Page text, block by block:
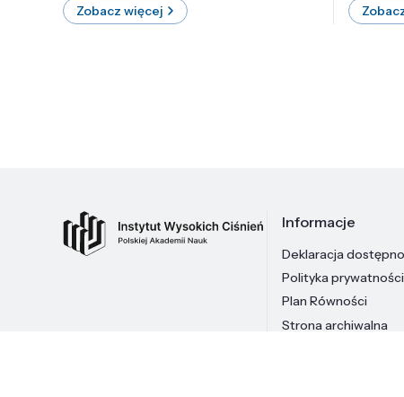
Zobacz więcej
Informacje
Deklaracja
Polityka prywatności
Plan Równości
Strona archiwalna